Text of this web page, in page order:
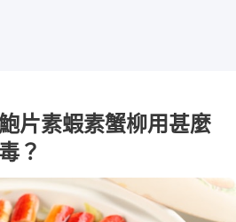
片素蝦素蟹柳用甚麼
？